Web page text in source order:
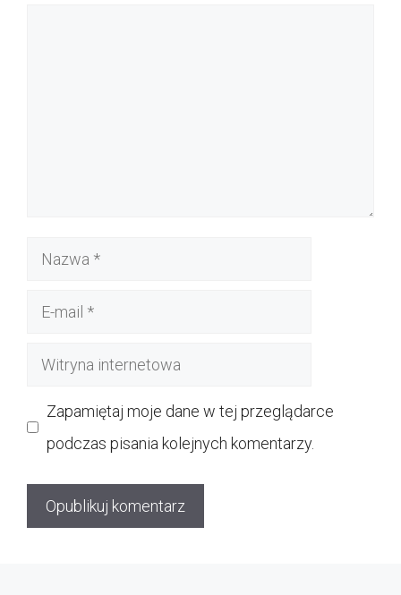
Nazwa
Witryna
Zapamiętaj moje dane w tej przeglądarce
podczas pisania kolejnych komentarzy.